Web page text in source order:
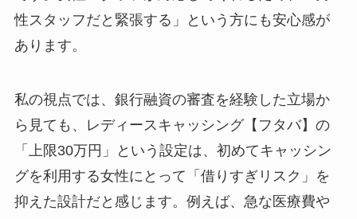
性スタッフだと緊張する」という方にも安心感が
あります。
私の視点では、銀行融資の審査を経験した立場か
ら見ても、レディースキャッシング【フタバ】の
「上限30万円」という設定は、初めてキャッシン
グを利用する女性にとって「借りすぎリスク」を
抑えた設計だと感じます。例えば、急な医療費や